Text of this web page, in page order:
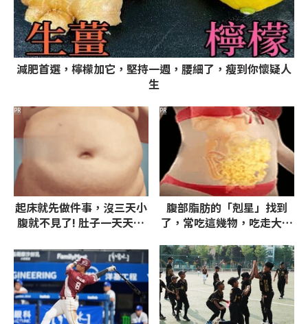
減肥首選，檸檬加它，堅持一週，腰細了，瘦到你懷疑人
生
起床就先做件事，沒三天小
腹就不見了! 肚子一天天變
PR
腹部脂肪的「剋星」找到
了，常吃這幾物，吃走大肚
PR